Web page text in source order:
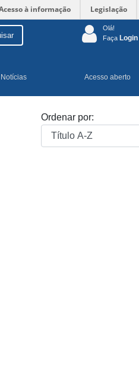
à informação Legislação
Olá!
Faça Login
Notícias Acesso aberto
Ordenar por: